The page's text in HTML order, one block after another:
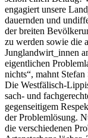
engagiert unsere
dauernden und
der breiten
zu werden sowie die
Junglandwirt_innen
eigentlichen
nichts“, mahnt Stefan
Die Westfälisch-
sach- und
gegenseitigem
der Problemlösung.
die verschiedenen